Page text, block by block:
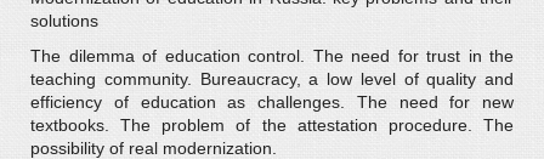
solutions
The dilemma of education control. The need for trust in the
teaching community. Bureaucracy, a low level of quality and
efficiency of education as challenges. The need for new
textbooks. The problem of the attestation procedure. The
possibility of real modernization.